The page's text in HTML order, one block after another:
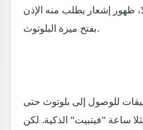
ظهور إشعار يطلب منه الإذن
بفتح ميزة البلوتوث.
للوصول إلى بلوتوث حتى
ساعة "فيتبيت" الذكية. لكن